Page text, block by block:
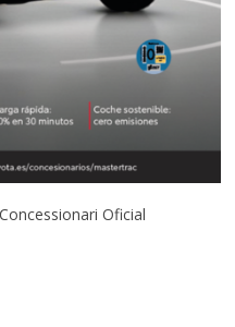
Oficial